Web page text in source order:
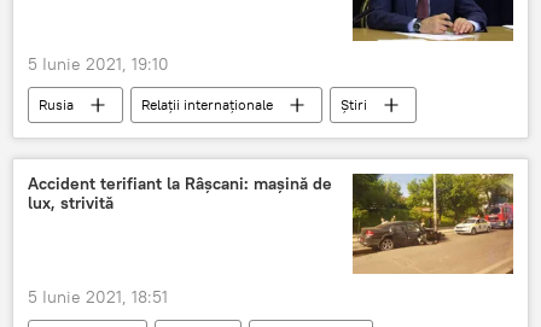
5 Iunie 2021, 19:10
Rusia Relații internaționale
Știri
Economie
Politică
Accident terifiant la Râșcani: mașină de
lux, strivită
5 Iunie 2021, 18:51